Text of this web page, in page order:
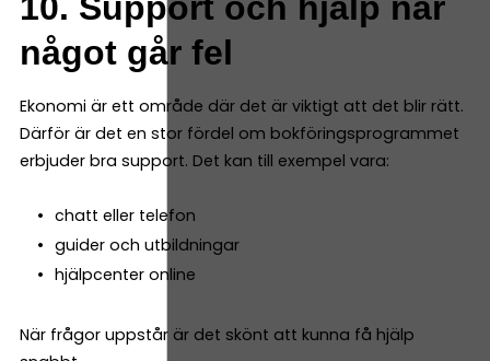
något går fel
Ekonomi är ett område där det är viktigt att det blir rätt.
Därför är det en stor fördel om bokföringsprogrammet
erbjuder bra support. Det kan till exempel vara:
chatt eller telefon
guider och utbildningar
hjälpcenter online
När frågor uppstår är det skönt att kunna få hjälp